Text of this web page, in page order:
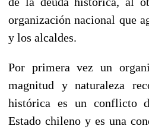
organización nacional que
y los alcaldes.
Por primera vez un
magnitud y naturaleza
histórica es un conflicto
Estado chileno y es una